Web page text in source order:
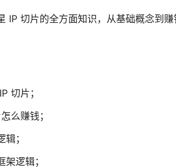
IP 切片的全方面知识，从基础概念到
切片；
么赚钱；
；
逻辑；